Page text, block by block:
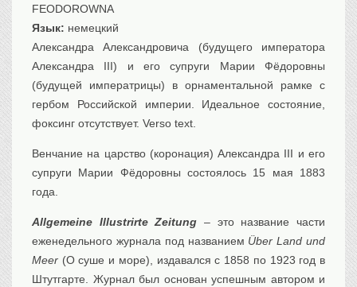
Букинистика
Медицина
Оружие, военная атрибутика
Выставочные экспонаты XVI-XIXв.
Досуг
FEODOROWNA
Язык: немецкий
Александра Александровича (будущего императора
Александра III) и его супруги Марии Фёдоровны
(будущей императрицы) в орнаментальной рамке с
гербом Российской империи. Идеальное состояние,
фоксинг отсутствует. Verso text.
Венчание на царство (коронация) Александра III и его
супруги Марии Фёдоровны состоялось 15 мая 1883
года.
Allgemeine Illustrirte Zeitung – это название части
еженедельного журнала под названием Über Land und
Meer (О суше и море), издавался с 1858 по 1923 год в
Штутгарте. Журнал был основан успешным автором и